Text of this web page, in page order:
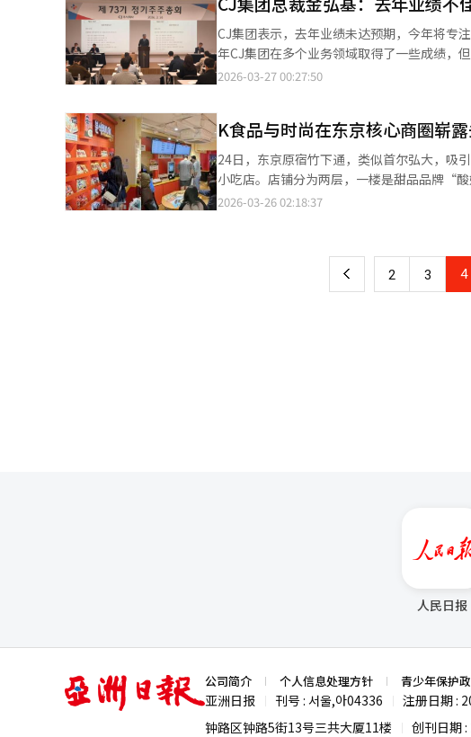
认识也有所增长。37.5%的受访者对韩流存
负面认知比例更高。 ▲韩国美食美妆人气走高 受访者所在国最受欢迎的韩国文化内容为韩国料理（55.1%），其次
依次为音乐（54%）、美妆（52.6%）、电
及美妆已成为韩流的重要组成要素。本次新
电视剧（9.5%）、美妆（6.2%）和电影（5.9%）。 此前对韩国的印象“韩国战争”“朝核威胁”等
位，显示出韩国的国家形象正在向文化领域转变。 ▲消费与接触韩国文化方式变化明显 调查显示，受
触韩国文化内容上花费14.7小时，平均支出为16.6美
长期学习的韩语（23.8小时）外，电视剧（
面，时尚（33.9美元）、美容（29.7美元）、饮食（24.9美元
取，综艺节目则更多通过社交媒体（SNS）和短视
尚主要通过线上及线下销售渠道接触，其中
相关内容影响较大。 文体部表示，将以本次调查结果及去年首次试行的《韩流产业振兴基本法》为基础，进一步巩固
法，比五年前增加了6.8%。文化内容的受欢
（51.3%）和电影（48.9%）。韩国代表形
（9.5%）、美容（6.2%）和电影（5.9%）
年分别增加0.7小时和1.2美元。接触韩国文
体和短视频平台。※ 本报道经人工智能（AI）
CJ集团表示，去年业绩未达预期，今年将专
年CJ集团在多个业务领域取得了一些成绩，
易秩序的变化，经营环境正在迅速重组，传
说，CJ集团将通过大胆快速的执行，让更多
东大会上任命前公平交易委员会副委员长金
大会制度、删除集中投票排除条款等议案。
2026-03-27 00:27:50
K食品与时尚在东京核心商圈崭
24日，东京原宿竹下通，类似首尔弘大，吸
小吃店。店铺分为两层，一楼是甜品品牌“
围坐在杯面形状的桌子旁享用拉面和紫菜包
客数量，辛拉面小吃店的月均访客将达到1
品牌MOM'S TOUCH，店内有140个座位，
客的停留时间。步行5分钟到表参道，K品
2026-03-26 02:18:37
上 2 3 4
人民日报
亚
洲
日
公司简介 个人信息处理方针 青少年保护
亚洲日报 刊号 : 서울,아04336 注册日期 :
钟路区钟路5街13号三共大厦11楼
创刊日期